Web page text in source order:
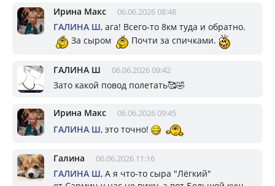
Ирина Макс 06.06.2026 08:48
ГАЛИНА Ш, ага! Всего-то 8км туда и обратно.
За сыром
Почти за спичками.
ГАЛИНА Ш 06.06.2026 09:42
Зато какой повод полетать🥰🤣
Ирина Макс 06.06.2026 09:45
ГАЛИНА Ш, это точно!
Галина 06.06.2026 11:16
ГАЛИНА Ш, А я что-то сыра "Лёгкий"